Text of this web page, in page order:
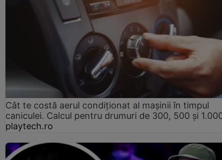
Cât te costă aerul condiționat al mașinii în timpul
caniculei. Calcul pentru drumuri de 300, 500 și
playtech.ro